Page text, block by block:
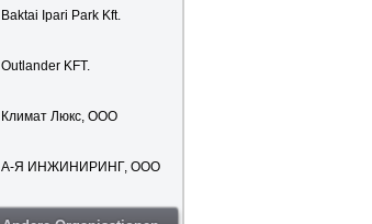
Baktai Ipari Park Kft.
Outlander KFT.
Климат Люкс, ООО
А-Я ИНЖИНИРИНГ, ООО